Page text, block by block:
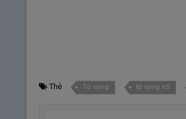
Thẻ Từ vựng từ vựng n5